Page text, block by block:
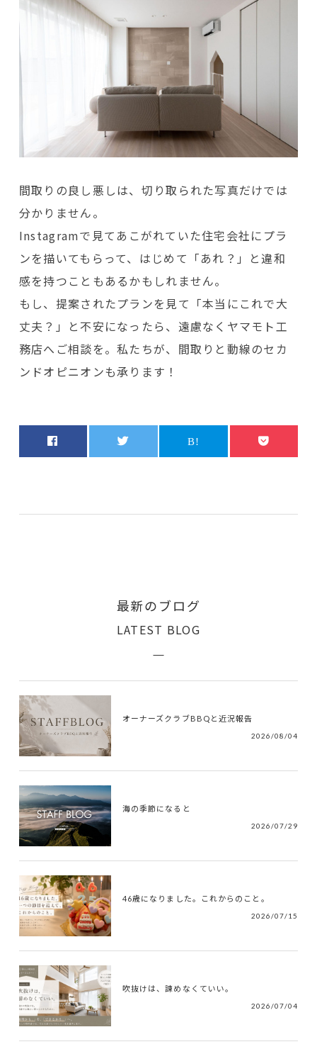
間取りの良し悪しは、切り取られた写真だけでは
分かりません。
Instagramで見てあこがれていた住宅会社にプラ
ンを描いてもらって、はじめて「あれ？」と違和
感を持つこともあるかもしれません。
もし、提案されたプランを見て「本当にこれで大
丈夫？」と不安になったら、遠慮なくヤマモト工
務店へご相談を。私たちが、間取りと動線のセカ
ンドオピニオンも承ります！
最新のブログ
LATEST BLOG
オーナーズクラブBBQと近況報告
2026/08/04
海の季節になると
2026/07/29
46歳になりました。これからのこと。
2026/07/15
吹抜けは、諫めなくていい。
2026/07/04